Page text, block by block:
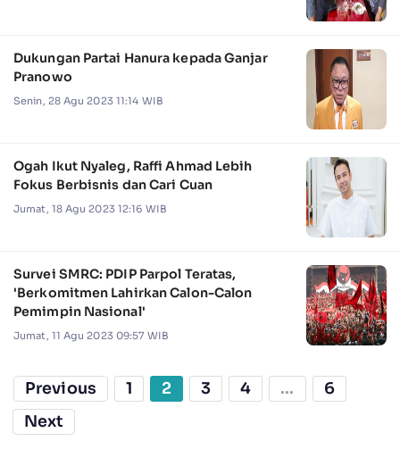
Dukungan Partai Hanura kepada Ganjar
Pranowo
Senin, 28 Agu 2023 11:14 WIB
Ogah Ikut Nyaleg, Raffi Ahmad Lebih
Fokus Berbisnis dan Cari Cuan
Jumat, 18 Agu 2023 12:16 WIB
Survei SMRC: PDIP Parpol Teratas,
'Berkomitmen Lahirkan Calon-Calon
Pemimpin Nasional'
Jumat, 11 Agu 2023 09:57 WIB
Previous 1 2 3 4 ...
6
Next